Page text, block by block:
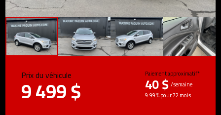
Prix du véhicule
9 499 $
Paiement approximatif*
40 $/semaine
9.99 % pour 72 mois